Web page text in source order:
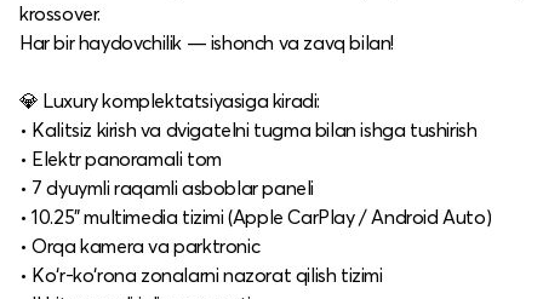
krossover.
Har bir haydovchilik — ishonch va zavq bilan!
💎 Luxury komplektatsiyasiga kiradi:
• Kalitsiz kirish va dvigatelni tugma bilan ishga tushirish
• Elektr panoramali tom
• 7 dyuymli raqamli asboblar paneli
• 10.25" multimedia tizimi (Apple CarPlay / Android Auto)
• Orqa kamera va parktronic
• Ko‘r-ko‘rona zonalarni nazorat qilish tizimi